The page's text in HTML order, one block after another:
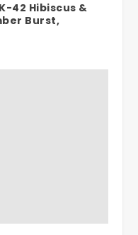
42 Hibiscus &
Burst,